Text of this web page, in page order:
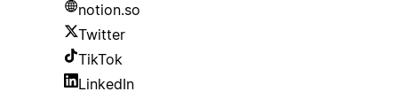
notion.so
Twitter
TikTok
LinkedIn